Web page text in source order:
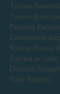
Τρόποι
Τρόποι
Πολιτική
Συσκευασία
Κάρτες Ευχών
Σχετικά με εμάς
Πολιτική
Όροι Χρήσης